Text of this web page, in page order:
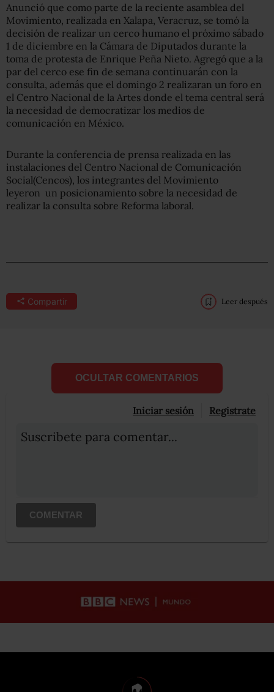
Anunció que como parte de la reciente asamblea del
Movimiento, realizada en Xalapa, Veracruz, se tomó la
decisión de realizar un cerco humano el próximo sábado
1 de diciembre en la Cámara de Diputados durante la
toma de protesta de Enrique Peña Nieto. Agregó que a la
par del cerco ese fin de semana continuarán con la
consulta, además que el domingo 2 realizaran un foro en
el Centro Nacional de la Artes donde el tema central será
la necesidad de democratizar los medios de
comunicación en México.
Durante la conferencia de prensa realizada en las
instalaciones del Centro Nacional de Comunicación
Social(Cencos), los integrantes del Movimiento
leyeron un posicionamiento sobre la necesidad de
realizar la consulta sobre Reforma laboral.
Compartir Leer después
OCULTAR COMENTARIOS
Iniciar sesión Registrate
Suscribete para comentar...
COMENTAR